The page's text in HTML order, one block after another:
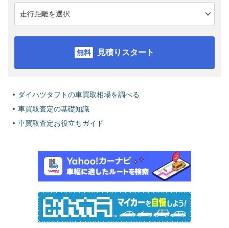
見積りスタート
ダイハツタフトの車買取相場を調べる
車買取査定の基礎知識
車買取査定お役立ちガイド